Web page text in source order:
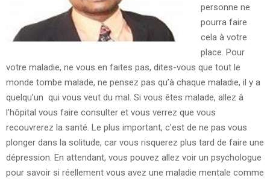
personne ne
pourra faire
cela à votre
place. Pour
votre maladie, ne vous en faites pas, dites-vous que tout le
monde tombe malade, ne pensez pas qu’à chaque maladie, il y a
quelqu’un qui vous veut du mal. Si vous êtes malade, allez à
l’hôpital vous faire consulter et vous verrez que vous
recouvrerez la santé. Le plus important, c’est de ne pas vous
plonger dans la solitude, car vous risquerez plus tard de faire une
dépression. En attendant, vous pouvez allez voir un psychologue
pour savoir si réellement vous avez une maladie mentale comme